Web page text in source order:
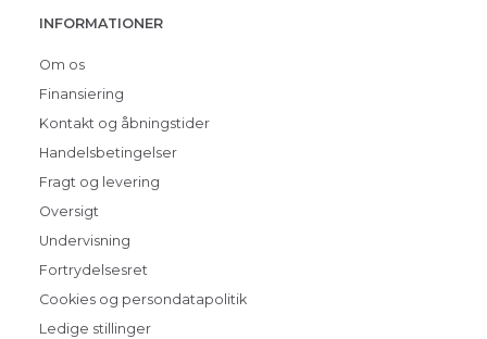
INFORMATIONER
Om os
Finansiering
Kontakt og åbningstider
Handelsbetingelser
Fragt og levering
Oversigt
Undervisning
Fortrydelsesret
Cookies og persondatapolitik
Ledige stillinger